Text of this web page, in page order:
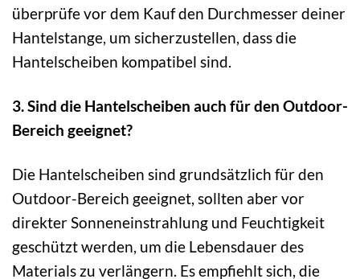
überprüfe vor dem Kauf den Durchmesser deiner
Hantelstange, um sicherzustellen, dass die
Hantelscheiben kompatibel sind.
3. Sind die Hantelscheiben auch für den Outdoor-
Bereich geeignet?
Die Hantelscheiben sind grundsätzlich für den
Outdoor-Bereich geeignet, sollten aber vor
direkter Sonneneinstrahlung und Feuchtigkeit
geschützt werden, um die Lebensdauer des
Materials zu verlängern. Es empfiehlt sich, die